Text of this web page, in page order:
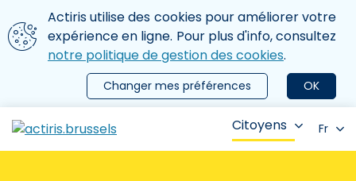
Aller au contenu principal
Nous utilisons des cookies
Actiris utilise des cookies pour améliorer votre
expérience en ligne. Pour plus d'info, consultez
notre politique de gestion des cookies.
OK
Changer mes préférences
le menu
Citoyens Fr